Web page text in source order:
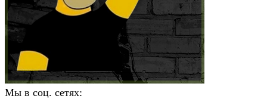
Мы в соц. сетях: